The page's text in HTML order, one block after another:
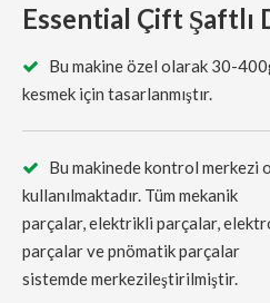
Essential Çift Şaftlı

Bu makine özel olarak 30-
kesmek için tasarlanmıştır.

Bu makinede kontrol merkezi
kullanılmaktadır. Tüm mekanik
parçalar, elektrikli parçalar,
parçalar ve pnömatik parçalar
sistemde merkezileştirilmiştir.